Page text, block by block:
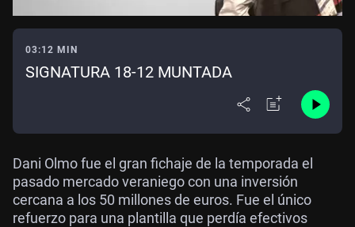
03:12 MIN
SIGNATURA 18-12 MUNTADA
Dani Olmo fue el gran fichaje de la temporada el
pasado mercado veraniego con una inversión
cercana a los 50 millones de euros. Fue el único
refuerzo para una plantilla que perdía efectivos